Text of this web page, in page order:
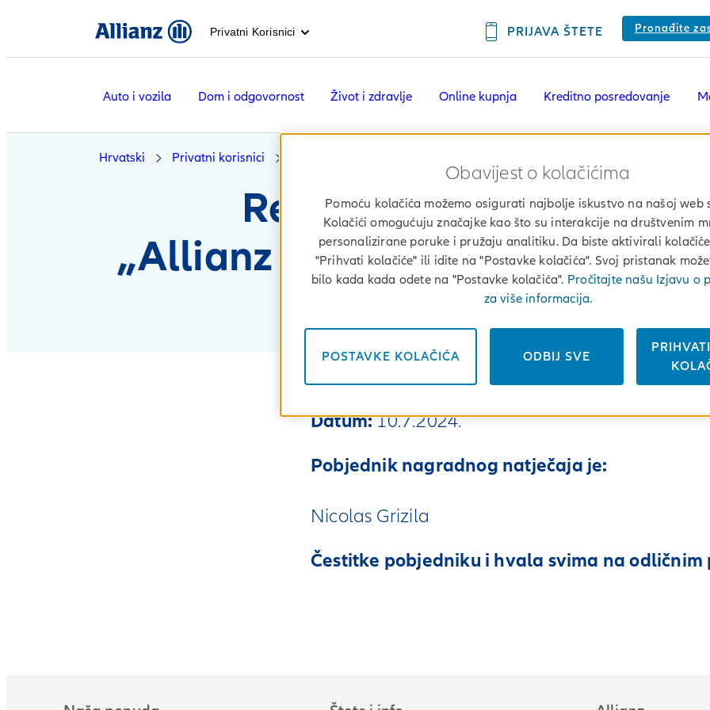
Privatni Korisnici PRIJAVA ŠTETE Pronađite
Auto i vozila Dom i odgovornost Život i zdravlje Online kupnja Kreditno posredovanje
Hrvatski Privatni korisnici Rezultati nagradnog natječaja „Allianz MoveNow
Rezultati nagradnog
„Allianz MoveNow kamp
Datum:10.7.2024.
Pobjednik nagradnog natječaja je:
Nicolas Grizila
Čestitke pobjedniku i hvala svima na
Obavijest o kolačićima
Pomoću kolačića možemo osigurati najbolje iskustvo na našoj web
Kolačići omogućuju značajke kao što su interakcije na društvenim
personalizirane poruke i pružaju analitiku. Da biste aktivirali
"Prihvati kolačiće" ili idite na "Postavke kolačića". Svoj pristanak
bilo kada kada odete na "Postavke kolačića". Pročitajte našu Izjavu o
za više informacija.
ODBIJ SVE
POSTAVKE KOLAČIĆA